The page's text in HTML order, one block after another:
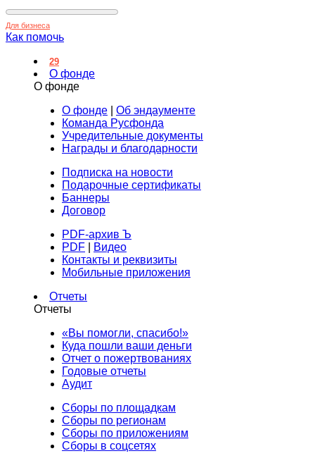
Для бизнеса
Как помочь
29
О фонде
О фонде
О фонде
Об эндаументе
Команда Русфонда
Учредительные документы
Награды и благодарности
Подписка на новости
Подарочные сертификаты
Баннеры
Договор
PDF-архив Ъ
PDF
Видео
Контакты и реквизиты
Мобильные приложения
Отчеты
Отчеты
«Вы помогли, спасибо!»
Куда пошли ваши деньги
Отчет о пожертвованиях
Годовые отчеты
Аудит
Сборы по площадкам
Сборы по регионам
Сборы по приложениям
Сборы в соцсетях